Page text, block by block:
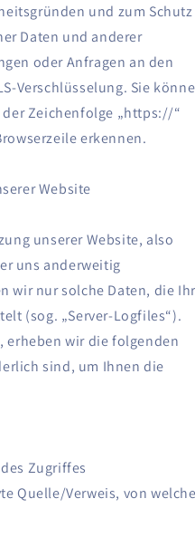
und zum Schutz
Daten und anderer
oder Anfragen an den
Verschlüsselung. Sie
Zeichenfolge „https://“
erkennen.
Website
unserer Website, also
uns anderweitig
wir nur solche Daten, die Ihr
(sog. „Server-Logfiles“).
erheben wir die folgenden
sind, um Ihnen die
Zugriffes
Quelle/Verweis, von